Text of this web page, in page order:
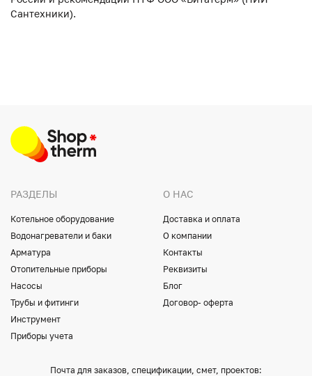
Сантехники).
РАЗДЕЛЫ
Котельное оборудование
Водонагреватели и баки
Арматура
Отопительные приборы
Насосы
Трубы и фитинги
Инструмент
Приборы учета
О НАС
Доставка и оплата
О компании
Контакты
Реквизиты
Блог
Договор- оферта
Почта для заказов, спецификации, смет, проектов: